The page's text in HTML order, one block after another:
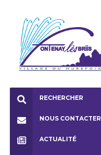
RECHERCHER
NOUS CONTACTER
ACTUALITÉ